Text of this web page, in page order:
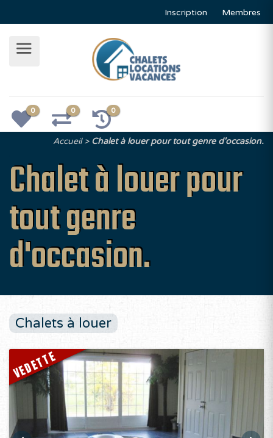
Inscription Membres
0 0 0
Accueil Chalet à louer pour tout genre d'occasion.
Chalet à louer pour
tout genre
d'occasion.
Chalets à louer
VEDETTE